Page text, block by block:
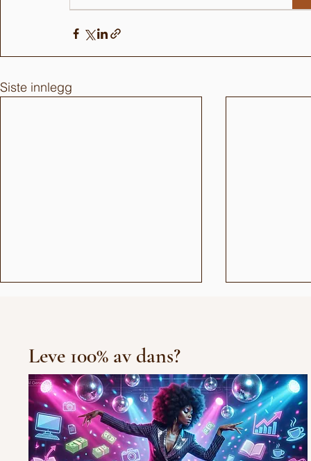
Siste innlegg
Fresh new set choreo
10/10/10
Leve 100% av dans?